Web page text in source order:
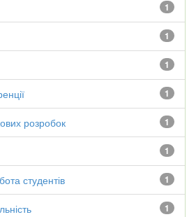
1
1
1
1
1
розробок
1
1
студентів
1